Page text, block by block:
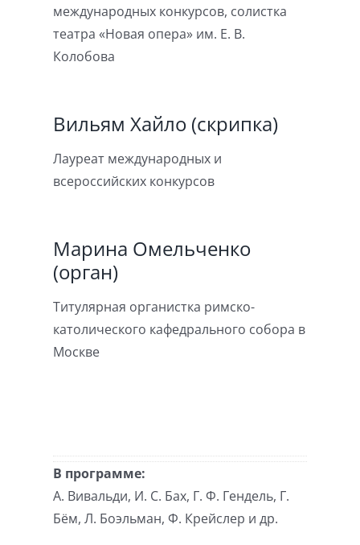
международных конкурсов, солистка
театра «Новая опера» им. Е. В.
Колобова
Вильям Хайло (скрипка)
Лауреат международных и
всероссийских конкурсов
Марина Омельченко
(орган)
Титулярная органистка римско-
католического кафедрального собора в
Москве
В программе:
А. Вивальди, И. С. Бах, Г. Ф. Гендель, Г.
Бём, Л. Боэльман, Ф. Крейслер и др.